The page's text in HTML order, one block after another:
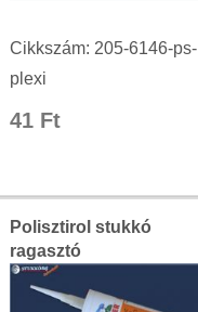
Cikkszám: 205-6146-ps-
plexi
41 Ft
Polisztirol stukkó
ragasztó